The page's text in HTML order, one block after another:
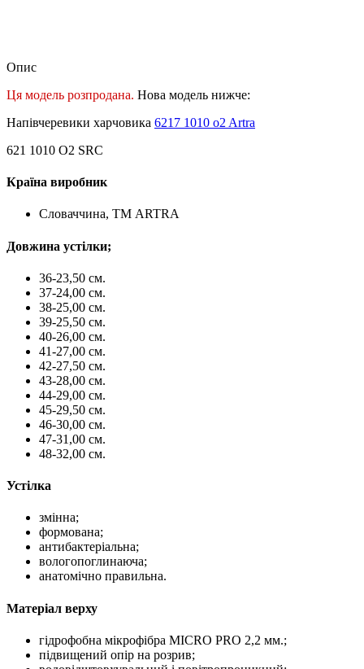
Опис
Ця модель розпродана. Нова модель нижче:
Напівчеревики харчовика 6217 1010 o2 Artra
621 1010 O2 SRC
Країна виробник
Словаччина, ТМ ARTRA
Довжина устілки;
36-23,50 см.
37-24,00 см.
38-25,00 см.
39-25,50 см.
40-26,00 см.
41-27,00 см.
42-27,50 см.
43-28,00 см.
44-29,00 см.
45-29,50 см.
46-30,00 см.
47-31,00 см.
48-32,00 см.
Устілка
змінна;
формована;
антибактеріальна;
вологопоглинаюча;
анатомічно правильна.
Матеріал верху
гідрофобна мікрофібра MICRO PRO 2,2 мм.;
підвищений опір на розрив;